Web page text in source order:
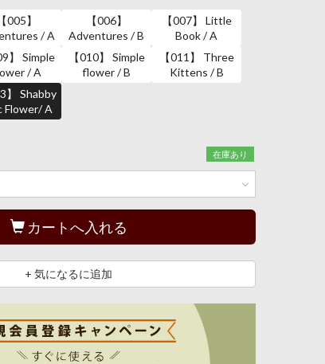
【005】
/ A
【006】
Adventures / B
【007】 Little
Book / A
】 Simple
/ A
【010】 Simple
flower / B
【011】 Three
Kittens / B
】 Shabby
Flower/ A
在庫あり
カートへ入れる
+ 気になるに追加